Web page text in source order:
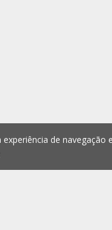
de navegação